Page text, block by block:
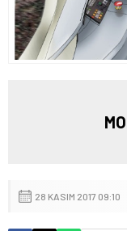
28 KASIM 2017 09:10